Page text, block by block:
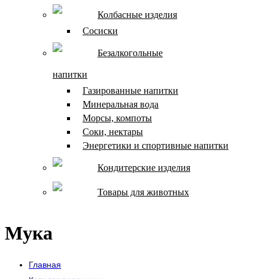
Колбасные изделия
Сосиски
Безалкогольные
напитки
Газированные напитки
Минеральная вода
Морсы, компоты
Соки, нектары
Энергетики и спортивные напитки
Кондитерские изделия
Товары для животных
Мука
Главная